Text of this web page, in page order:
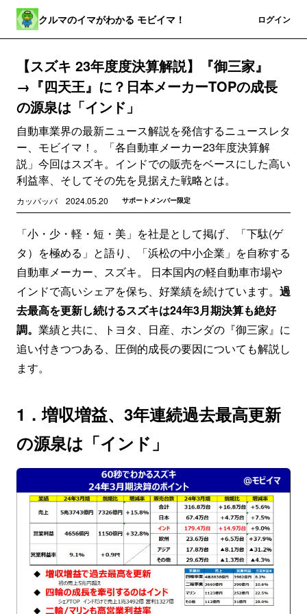
クルマのイマがわかる モビイマ！ ログイン
【スズキ 23年度度決算解説】『御三家』
→『四天王』に？日本メーカーTOPの成長
の源泉は「インド」
自動車業界の最新ニュース解説を発信するニュースレタ
ー、モビイマ！。「各自動車メーカー23年度決算解
説」今回はスズキ。インドでの販売をベースにした高い
利益率、そしてその先を見据えた戦略とは。
カッパッパ 2024.05.20 サポートメンバー限定
「小・少・軽・短・美」を社是として掲げ、「下駄(ゲ
タ）を極める」と語り、「浜松の中小企業」を自称する
自動車メーカー、スズキ。 日本国内の軽自動車市場や
インドで高いシェアを保ち、好業績を続けています。 過
去最高を更新し続けるスズキは24年3月期決算も絶好
調。 業績と共に、トヨタ、日産、ホンダの『御三家』に
追い付きつつある、圧倒的成長の要因についても解説し
ます。
1．増収増益、3年連続過去最高更新
の源泉は「インド」